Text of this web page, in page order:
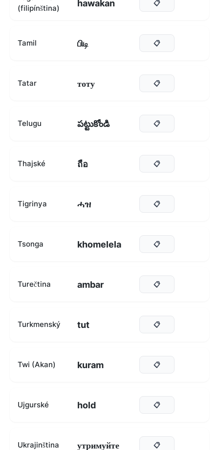
(filipínština)
hawakan 📋
Tamil பிடி 📋
Tatar тоту 📋
Telugu పట్టుకోండి 📋
Thajské ถือ 📋
Tigrinya ሓዝ 📋
Tsonga khomelela 📋
Turečtina ambar 📋
Turkmenský tut 📋
Twi (Akan) kuram 📋
Ujgurské hold 📋
Ukrajinština утримуйте 📋